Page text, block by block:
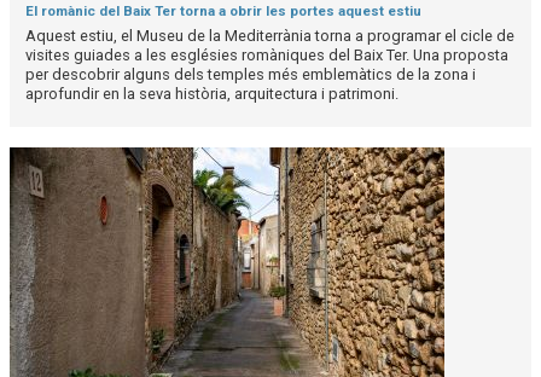
El romànic del Baix Ter torna a obrir les portes aquest estiu
Aquest estiu, el Museu de la Mediterrània torna a programar el cicle de
visites guiades a les esglésies romàniques del Baix Ter. Una proposta
per descobrir alguns dels temples més emblemàtics de la zona i
aprofundir en la seva història, arquitectura i patrimoni.